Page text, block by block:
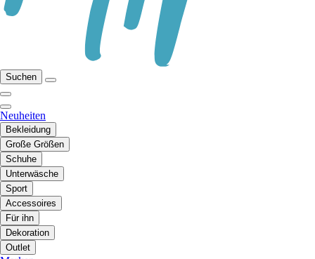
Suchen
Neuheiten
Bekleidung
Große Größen
Schuhe
Unterwäsche
Sport
Accessoires
Für ihn
Dekoration
Outlet